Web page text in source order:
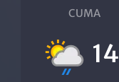
CUMA
14